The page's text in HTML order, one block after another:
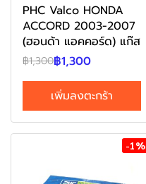
PHC Valco HONDA
ACCORD 2003-2007
(ฮอนด้า แอคคอร์ด) แก๊ส
฿1,300฿1,300
เพิ่มลงตะกร้า
-1%